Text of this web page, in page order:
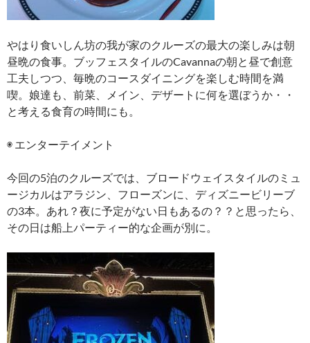
やはり食いしん坊の我が家のクルーズの最大の楽しみは朝
昼晩の食事。ブッフェスタイルのCavannaの朝と昼で創意
工夫しつつ、毎晩のコースダイニングを楽しむ時間を満
喫。娘達も、前菜、メイン、デザートに何を選ぼうか・・
と考える食育の時間にも。
◉ エンターテイメント
今回の5泊のクルーズでは、ブロードウェイスタイルのミュ
ージカルはアラジン、フローズンに、ディズニービリーブ
の3本。あれ？夜に予定がない日もあるの？？と思ったら、
その日は船上パーティー的な企画が別に。